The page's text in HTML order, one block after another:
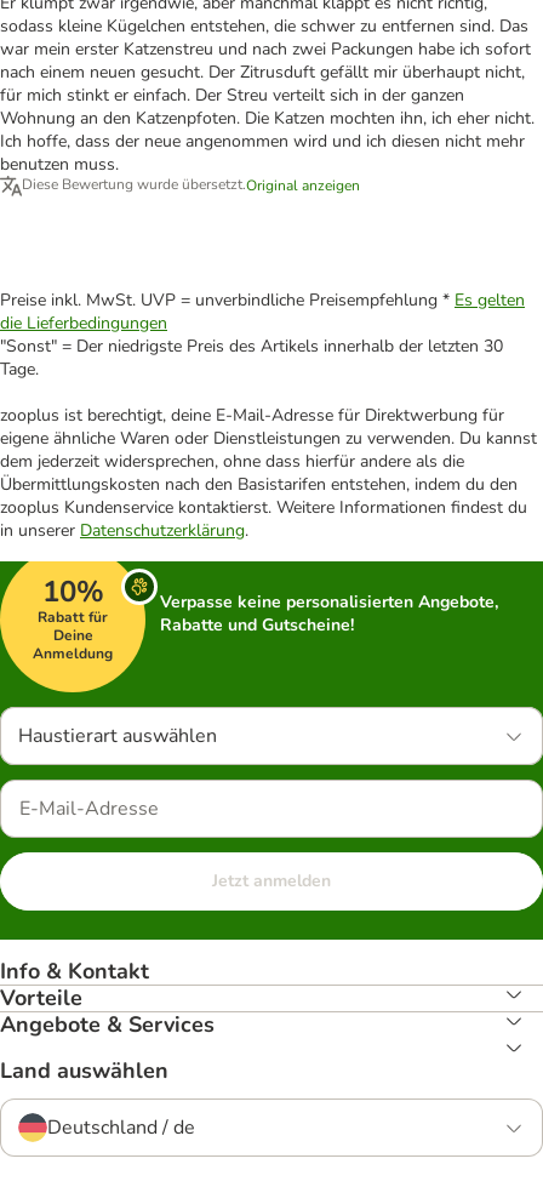
sodass kleine Kügelchen entstehen, die schwer zu entfernen sind. Das
war mein erster Katzenstreu und nach zwei Packungen habe ich sofort
nach einem neuen gesucht. Der Zitrusduft gefällt mir überhaupt nicht,
für mich stinkt er einfach. Der Streu verteilt sich in der ganzen
Wohnung an den Katzenpfoten. Die Katzen mochten ihn, ich eher nicht.
Ich hoffe, dass der neue angenommen wird und ich diesen nicht mehr
benutzen muss.
Diese Bewertung wurde übersetzt.Original anzeigen
Preise inkl. MwSt. UVP = unverbindliche Preisempfehlung * Es gelten
die Lieferbedingungen
"Sonst" = Der niedrigste Preis des Artikels innerhalb der letzten 30
Tage.
zooplus ist berechtigt, deine E-Mail-Adresse für Direktwerbung für
eigene ähnliche Waren oder Dienstleistungen zu verwenden. Du kannst
dem jederzeit widersprechen, ohne dass hierfür andere als die
Übermittlungskosten nach den Basistarifen entstehen, indem du den
zooplus Kundenservice kontaktierst. Weitere Informationen findest du
in unserer Datenschutzerklärung.
10%
Rabatt für
Deine
Anmeldung
Verpasse keine personalisierten Angebote,
Rabatte und Gutscheine!
Haustierart auswählen
Jetzt anmelden
Info & Kontakt
Vorteile
Angebote & Services
Land auswählen
Deutschland / de